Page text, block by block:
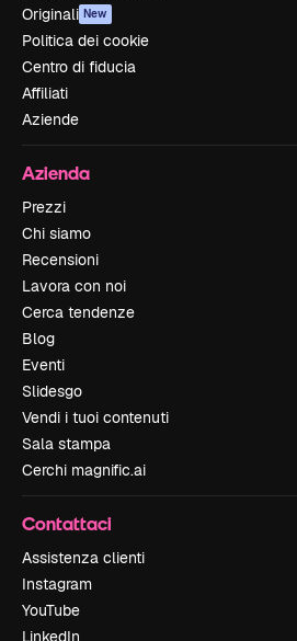
Originali New
Politica dei cookie
Centro di fiducia
Affiliati
Aziende
Azienda
Prezzi
Chi siamo
Recensioni
Lavora con noi
Cerca tendenze
Blog
Eventi
Slidesgo
Vendi i tuoi contenuti
Sala stampa
Cerchi magnific.ai
Contattaci
Assistenza clienti
Instagram
YouTube
LinkedIn